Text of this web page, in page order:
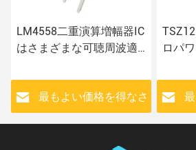
LM4558二重演算増幅器IC
はさまざまな可聴周波適
最もよい価格を得なさ
ロパ